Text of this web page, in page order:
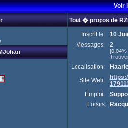
Voir
Tout � propos de
Inscrit le:
10
Messages:
2
[0.04%
Localisation:
Site Web:
Emploi:
Loisirs: